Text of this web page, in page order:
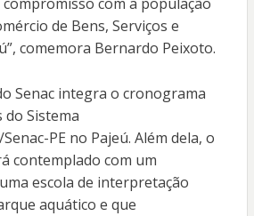
de Bens, Serviços e
comemora Bernardo Peixoto.
Senac integra o cronograma
Sistema
PE no Pajeú. Além dela, o
contemplado com um
escola de interpretação
aquático e que